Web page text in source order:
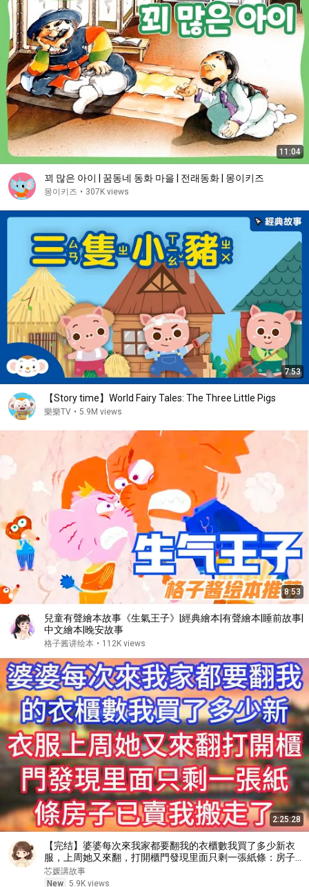
11:04
꾀 많은 아이 | 꿈동네 동화 마을 | 전래동화 | 몽이키즈
몽이키즈 • 307K views
7:53
【Story time】World Fairy Tales: The Three Little Pigs
樂樂TV • 5.9M views
8:53
兒童有聲繪本故事《生氣王子》|經典繪本|有聲繪本|睡前故事|
中文繪本|晚安故事
格子酱讲绘本 • 112K views
2:25:28
【完结】婆婆每次來我家都要翻我的衣櫃數我買了多少新衣
服，上周她又來翻，打開櫃門發現里面只剩一張紙條：房子已
賣，我搬走了
芯媛講故事
New 5.9K views